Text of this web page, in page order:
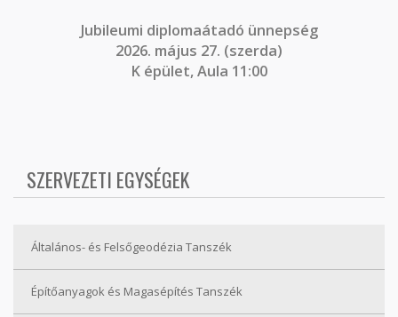
Jubileumi diplomaátadó ünnepség
2026. május 27. (szerda)
K épület, Aula 11:00
SZERVEZETI EGYSÉGEK
Általános- és Felsőgeodézia Tanszék
Építőanyagok és Magasépítés Tanszék